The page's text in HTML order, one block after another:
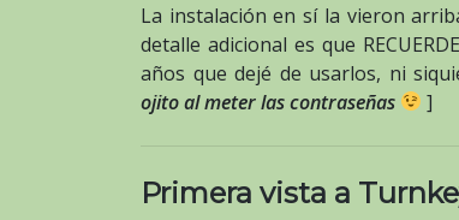
La instalación en sí la vieron
detalle adicional es que
años que dejé de usarlos, ni
ojito al meter las contraseñas
]
Primera vista a